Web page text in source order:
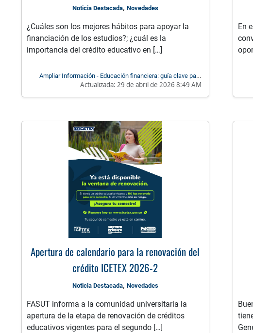
Noticia Destacada, Novedades
¿Cuáles son los mejores hábitos para apoyar la
financiación de los estudios?; ¿cuál es la
importancia del crédito educativo en […]
Ampliar Información - Educación financiera: guía clave para
acompañar a usuarios de crédito educativo
Actualizada: 29 de abril de 2026 8:49 AM
En
Apertura de calendario para la renovación del
crédito ICETEX 2026-2
Noticia Destacada, Novedades
FASUT informa a la comunidad universitaria la
apertura de la etapa de renovación de créditos
educativos vigentes para el segundo […]